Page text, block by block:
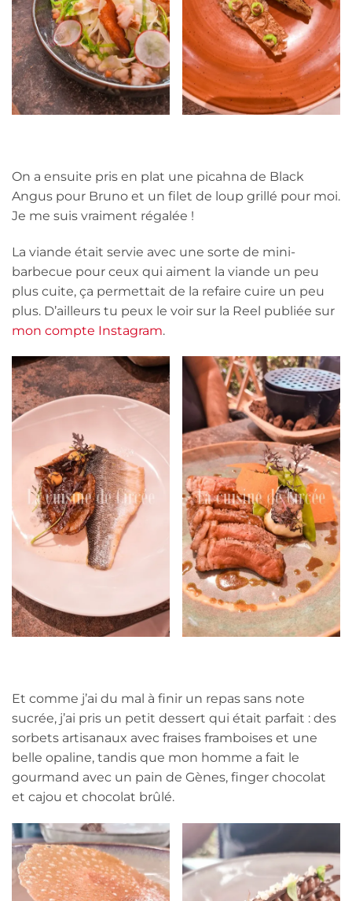
On a ensuite pris en plat une picahna de Black
Angus pour Bruno et un filet de loup grillé pour moi.
Je me suis vraiment régalée !
La viande était servie avec une sorte de mini-
barbecue pour ceux qui aiment la viande un peu
plus cuite, ça permettait de la refaire cuire un peu
plus. D’ailleurs tu peux le voir sur la Reel publiée sur
mon compte Instagram.
Et comme j’ai du mal à finir un repas sans note
sucrée, j’ai pris un petit dessert qui était parfait : des
sorbets artisanaux avec fraises framboises et une
belle opaline, tandis que mon homme a fait le
gourmand avec un pain de Gènes, finger chocolat
et cajou et chocolat brûlé.